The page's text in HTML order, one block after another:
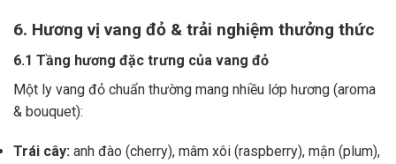
6. Hương vị vang đỏ & trải nghiệm thưởng thức
6.1 Tầng hương đặc trưng của vang đỏ
Một ly vang đỏ chuẩn thường mang nhiều lớp hương (aroma
& bouquet):
Trái cây: anh đào (cherry), mâm xôi (raspberry), mận (plum),